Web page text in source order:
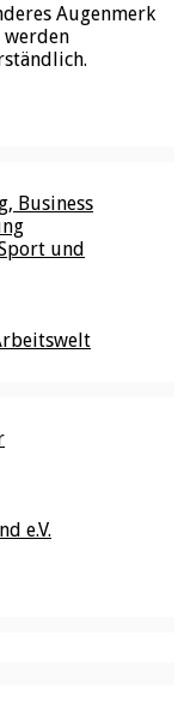
Augenmerk
werden
Business
und
e.V.